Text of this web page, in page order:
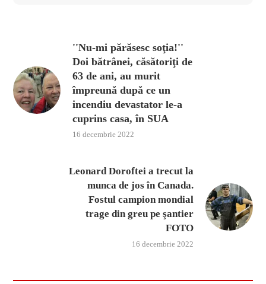
''Nu-mi părăsesc soţia!''
Doi bătrânei, căsătoriţi de
63 de ani, au murit
împreună după ce un
incendiu devastator le-a
cuprins casa, în SUA
16 decembrie 2022
Leonard Doroftei a trecut la
munca de jos în Canada.
Fostul campion mondial
trage din greu pe şantier
FOTO
16 decembrie 2022